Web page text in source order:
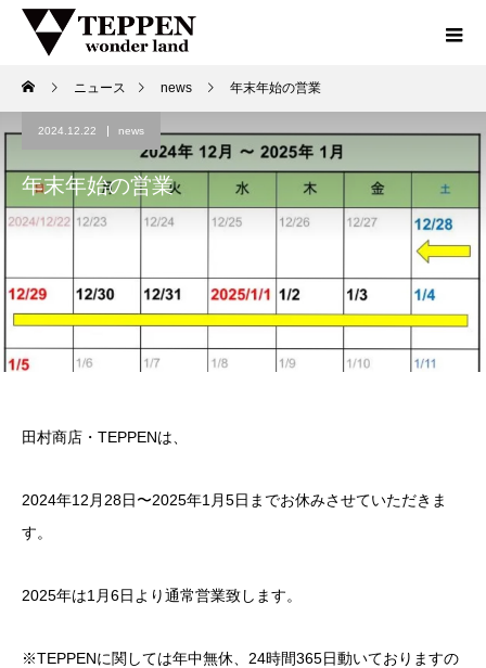
ニュース news 年末年始の営業
2024.12.22 news
年末年始の営業
田村商店・TEPPENは、
2024年12月28日〜2025年1月5日までお休みさせていただきま
す。
2025年は1月6日より通常営業致します。
※TEPPENに関しては年中無休、24時間365日動いておりますの